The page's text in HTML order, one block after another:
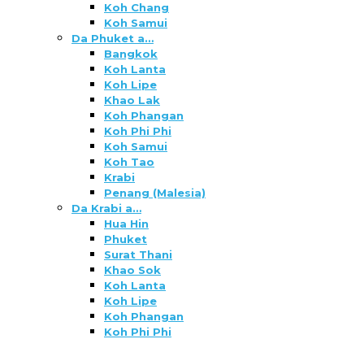
Koh Chang
Koh Samui
Da Phuket a…
Bangkok
Koh Lanta
Koh Lipe
Khao Lak
Koh Phangan
Koh Phi Phi
Koh Samui
Koh Tao
Krabi
Penang (Malesia)
Da Krabi a…
Hua Hin
Phuket
Surat Thani
Khao Sok
Koh Lanta
Koh Lipe
Koh Phangan
Koh Phi Phi